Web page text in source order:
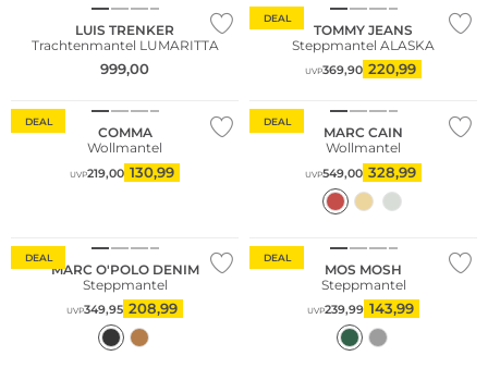
LUIS TRENKER
Trachtenmantel LUMARITTA
999,00
DEAL
TOMMY JEANS
Steppmantel ALASKA
UVP369,90 220,99
DEAL
Große Größen
COMMA
Wollmantel
UVP219,00 130,99
DEAL
MARC CAIN
Wollmantel
UVP549,00 328,99
DEAL
MARC O'POLO DENIM
Steppmantel
UVP349,95 208,99
DEAL
MOS MOSH
Steppmantel
UVP239,99 143,99